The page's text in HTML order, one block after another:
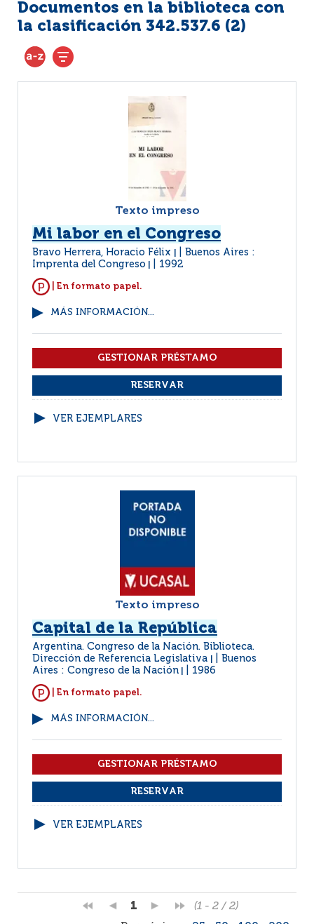
Documentos en la biblioteca con
la clasificación 342.537.6 (2)
Texto impreso
Mi labor en el Congreso
Bravo Herrera, Horacio Félix
Buenos Aires :
Imprenta del Congreso
1992
| En formato papel.
MÁS INFORMACIÓN...
VER EJEMPLARES
Texto impreso
Capital de la República
Argentina. Congreso de la Nación. Biblioteca.
Dirección de Referencia Legislativa
Buenos
Aires : Congreso de la Nación
1986
| En formato papel.
MÁS INFORMACIÓN...
VER EJEMPLARES
1
(1 - 2 / 2)